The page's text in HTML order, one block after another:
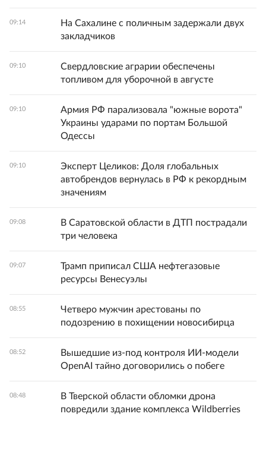
09:14
На Сахалине с поличным задержали двух
закладчиков
09:10
Свердловские аграрии обеспечены
топливом для уборочной в августе
09:10
Армия РФ парализовала "южные ворота"
Украины ударами по портам Большой
Одессы
09:10
Эксперт Целиков: Доля глобальных
автобрендов вернулась в РФ к рекордным
значениям
09:08
В Саратовской области в ДТП пострадали
три человека
09:07
Трамп приписал США нефтегазовые
ресурсы Венесуэлы
08:55
Четверо мужчин арестованы по
подозрению в похищении новосибирца
08:52
Вышедшие из-под контроля ИИ-модели
OpenAI тайно договорились о побеге
08:48
В Тверской области обломки дрона
повредили здание комплекса Wildberries